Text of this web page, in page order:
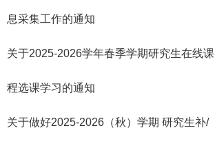
息采集工作的通知
关于2025-2026学年春季学期研究生在线课
程选课学习的通知
关于做好2025-2026（秋）学期 研究生补/